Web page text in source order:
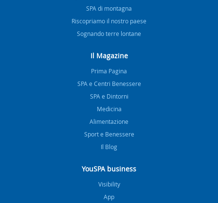
SPA di montagna
Riscopriamo il nostro paese
Sognando terre lontane
Il Magazine
Prima Pagina
SPA e Centri Benessere
SPA e Dintorni
Medicina
Alimentazione
Sport e Benessere
Il Blog
YouSPA business
Visibility
App